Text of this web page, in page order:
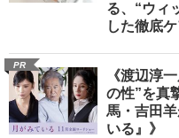
る、“ウィ
した徹底
PR
《渡辺淳
の性”を真
馬・吉田
いる』》